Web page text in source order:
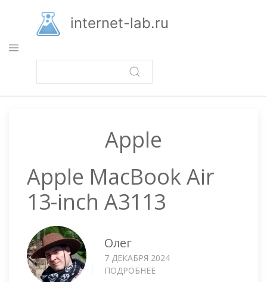
основному
содержанию
internet-lab.ru
Apple
Apple MacBook Air
13-inch A3113
Олег
7 ДЕКАБРЯ 2024
ПОДРОБНЕЕ